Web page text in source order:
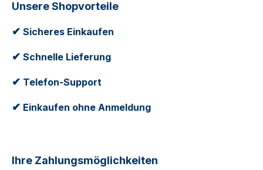
Unsere Shopvorteile
✔ Sicheres Einkaufen
✔ Schnelle Lieferung
✔ Telefon-Support
✔ Einkaufen ohne Anmeldung
Ihre Zahlungsmöglichkeiten